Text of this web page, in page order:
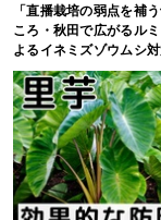
「直播栽培の弱点を補
ころ・秋田で広がるル
よるイネミズゾウムシ